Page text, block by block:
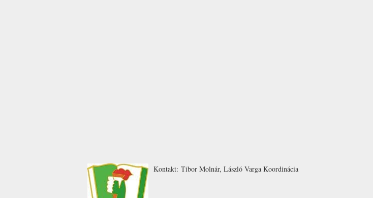
Kontakt: Tibor Molnár, László Varga Koordinácia